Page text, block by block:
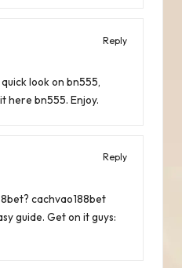
Reply
look on bn555,
here bn555. Enjoy.
Reply
cachvao188bet
guide. Get on it guys: